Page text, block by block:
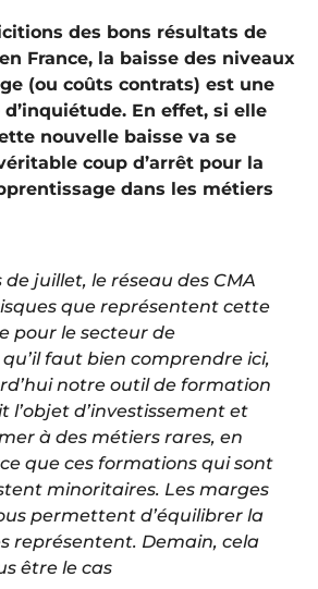
des bons résultats de
France, la baisse des niveaux
(ou coûts contrats) est une
En effet, si elle
nouvelle baisse va se
coup d’arrêt pour la
dans les métiers
de juillet, le réseau des CMA
que représentent cette
pour le secteur de
faut bien comprendre ici,
notre outil de formation
l’objet d’investissement et
à des métiers rares, en
que ces formations qui sont
minoritaires. Les marges
permettent d’équilibrer la
représentent. Demain, cela
être le cas